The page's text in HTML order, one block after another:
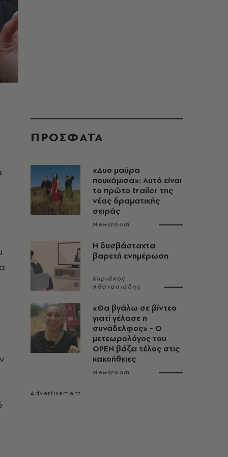
ΠΡΟΣΦΑΤΑ
«Δυο μαύρα
πουκάμισα»: Αυτό είναι
το πρώτο trailer της
νέας δραματικής
σειράς
Newsroom
Η δυσβάσταχτα
βαρετή ενημέρωση
Κυριάκος
Αθανασιάδης
«Θα βγάλω σε βίντεο
γιατί γέλασε η
συνάδελφος» - Ο
μετεωρολόγος του
OPEN βάζει τέλος στις
κακοήθειες
Newsroom